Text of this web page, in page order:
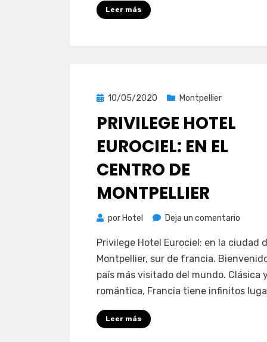
Leer más
Publicada
10/05/2020 Montpellier
PRIVILEGE HOTEL
EUROCIEL: EN EL
CENTRO DE
MONTPELLIER
por Hotel Deja un comentario
Hotel
en
el
Privilege Hotel Eurociel: en la ciudad
Montpellier, sur de francia.
país más visitado del mundo. Clásica
romántica, Francia tiene infinitos
Leer más